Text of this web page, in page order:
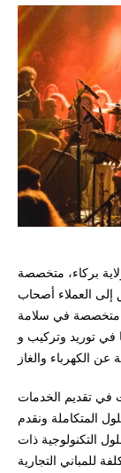
بركاء، متخصصة
العملاء أصحاب
متخصصة في سلامة
في توريد وتركيب و
في تقديم الخدمات
المتكاملة ونقدم
التكنولوجية ذات
للمباني التجارية